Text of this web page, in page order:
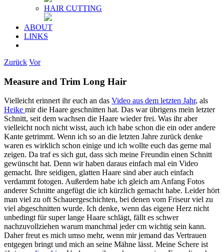
HAIR CUTTING
ABOUT
LINKS
Zurück Vor
Measure and Trim Long Hair
Vielleicht erinnert ihr euch an das Video aus dem letzten Jahr, als
Heike mir die Haare geschnitten hat. Das war übrigens mein letzter
Schnitt, seit dem wachsen die Haare wieder frei. Was ihr aber
vielleicht noch nicht wisst, auch ich habe schon die ein oder andere
Kante getrimmt. Wenn ich so an die letzten Jahre zurück denke
waren es wirklich schon einige und ich wollte euch das gerne mal
zeigen. Da traf es sich gut, dass sich meine Freundin einen Schnitt
gewünscht hat. Denn wir haben daraus einfach mal ein Video
gemacht. Ihre seidigen, glatten Haare sind aber auch einfach
verdammt fotogen. Außerdem habe ich gleich am Anfang Fotos
anderer Schnitte angefügt die ich kürzlich gemacht habe. Leider hört
man viel zu oft Schauergeschichten, bei denen vom Friseur viel zu
viel abgeschnitten wurde. Ich denke, wenn das eigene Herz nicht
unbedingt für super lange Haare schlägt, fällt es schwer
nachzuvollziehen warum manchmal jeder cm wichtig sein kann.
Daher freut es mich umso mehr, wenn mir jemand das Vertrauen
entgegen bringt und mich an seine Mähne lässt. Meine Schere ist